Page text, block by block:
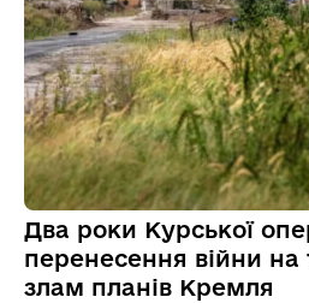
Два роки Курської
перенесення війни
злам планів Кремля